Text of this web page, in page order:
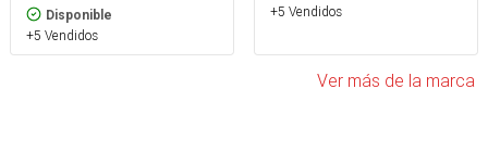
Disponible
+5 Vendidos
+5 Vendidos
Ver más de la marca